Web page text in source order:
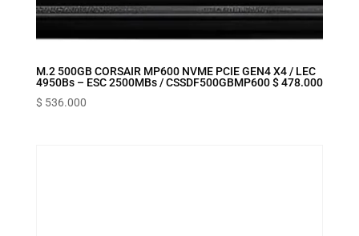
M.2 500GB CORSAIR MP600 NVME PCIE GEN4 X4 / LEC
4950Bs – ESC 2500MBs / CSSDF500GBMP600 $ 478.000
$ 536.000